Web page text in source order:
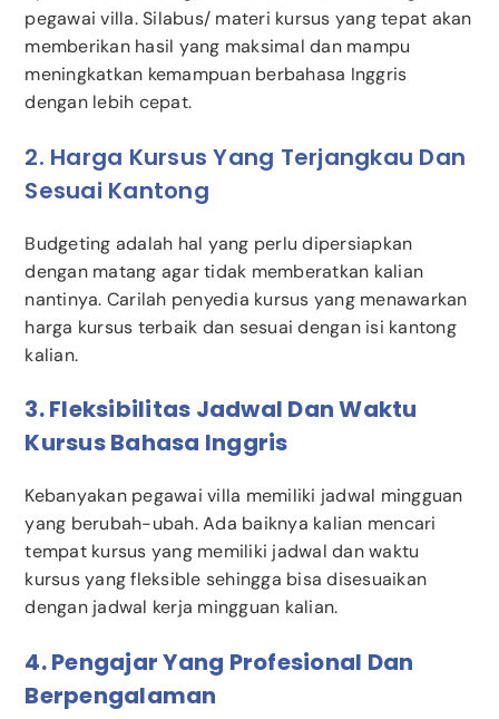
pegawai villa. Silabus/ materi kursus yang tepat akan
memberikan hasil yang maksimal dan mampu
meningkatkan kemampuan berbahasa Inggris
dengan lebih cepat.
2. Harga Kursus Yang Terjangkau Dan
Sesuai Kantong
Budgeting adalah hal yang perlu dipersiapkan
dengan matang agar tidak memberatkan kalian
nantinya. Carilah penyedia kursus yang menawarkan
harga kursus terbaik dan sesuai dengan isi kantong
kalian.
3. Fleksibilitas Jadwal Dan Waktu
Kursus Bahasa Inggris
Kebanyakan pegawai villa memiliki jadwal mingguan
yang berubah-ubah. Ada baiknya kalian mencari
tempat kursus yang memiliki jadwal dan waktu
kursus yang fleksible sehingga bisa disesuaikan
dengan jadwal kerja mingguan kalian.
4. Pengajar Yang Profesional Dan
Berpengalaman